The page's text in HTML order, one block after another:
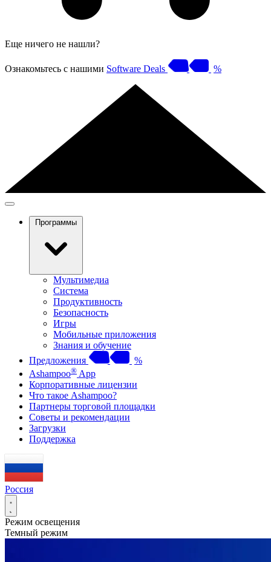
Еще ничего не нашли?
Ознакомьтесь с нашими Software Deals %
Программы
Мультимедиа
Система
Продуктивность
Безопасность
Игры
Мобильные приложения
Знания и обучение
Предложения
%
Ashampoo® App
Корпоративные лицензии
Что такое Ashampoo?
Партнеры торговой площадки
Советы и рекомендации
Загрузки
Поддержка
Россия
Режим освещения
Темный режим